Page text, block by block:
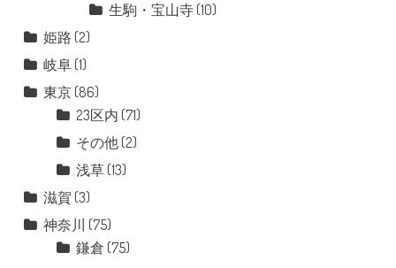
生駒・宝山寺(10)
姫路 (2)
岐阜(1)
東京(86)
23区内 (71)
その他(2)
浅草(13)
滋賀 (3)
神奈川 (75)
鎌倉 (75)